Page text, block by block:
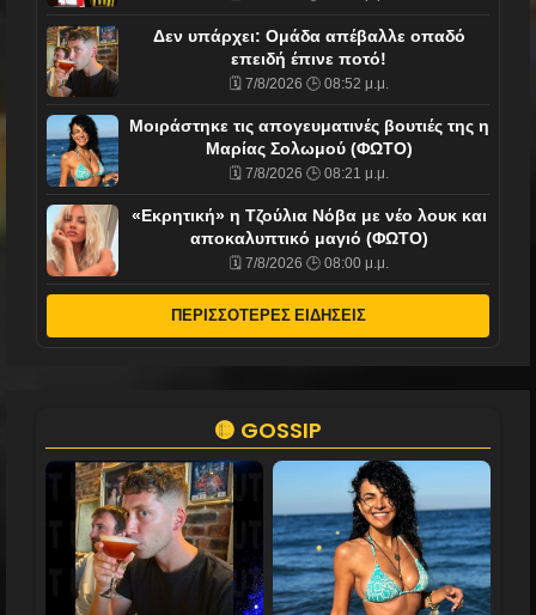
Δεν υπάρχει: Ομάδα απέβαλλε οπαδό
επειδή έπινε ποτό!
🗓️ 7/8/2026 🕒 08:52 μ.μ.
Mοιράστηκε τις απογευματινές βουτιές της η
Μαρίας Σολωμού (ΦΩΤΟ)
🗓️ 7/8/2026 🕒 08:21 μ.μ.
«Εκρητική» η Τζούλια Νόβα με νέο λουκ και
αποκαλυπτικό μαγιό (ΦΩΤΟ)
🗓️ 7/8/2026 🕒 08:00 μ.μ.
ΠΕΡΙΣΣΟΤΕΡΕΣ ΕΙΔΗΣΕΙΣ
🟡 GOSSIP